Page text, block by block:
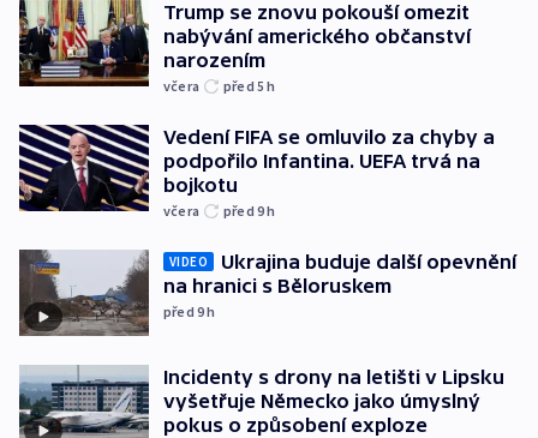
Trump se znovu pokouší omezit
nabývání amerického občanství
narozením
včera před 5h
Vedení FIFA se omluvilo za chyby a
podpořilo Infantina. UEFA trvá na
bojkotu
včera před 9h
VIDEO
Ukrajina buduje další opevnění
na hranici s Běloruskem
před 9h
Incidenty s drony na letišti v Lipsku
vyšetřuje Německo jako úmyslný
pokus o způsobení exploze